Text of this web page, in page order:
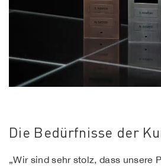
Die Bedürfnisse der
„Wir sind sehr stolz, dass unsere